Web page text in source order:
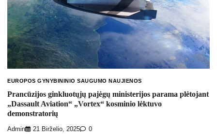
EUROPOS GYNYBININIO SAUGUMO NAUJIENOS
Prancūzijos ginkluotųjų pajėgų ministerijos parama plėtojant
„Dassault Aviation“ „Vortex“ kosminio lėktuvo
demonstratorių
Admin 21 Birželio, 2025 0